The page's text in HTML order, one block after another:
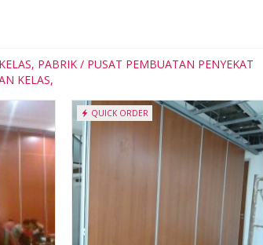
PABRIK / PUSAT PEMBUATAN PENYEKAT
KELAS,
QUICK ORDER